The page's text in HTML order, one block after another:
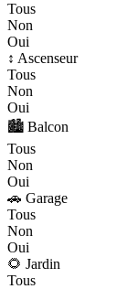
Tous
Non
Oui
↕️ Ascenseur
Tous
Non
Oui
🏙️ Balcon
Tous
Non
Oui
🚗 Garage
Tous
Non
Oui
🌻 Jardin
Tous